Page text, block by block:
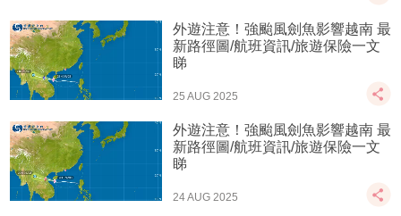
外遊注意！強颱風劍魚影響越南 最
新路徑圖/航班資訊/旅遊保險一文
睇
25 AUG 2025
外遊注意！強颱風劍魚影響越南 最
新路徑圖/航班資訊/旅遊保險一文
睇
24 AUG 2025